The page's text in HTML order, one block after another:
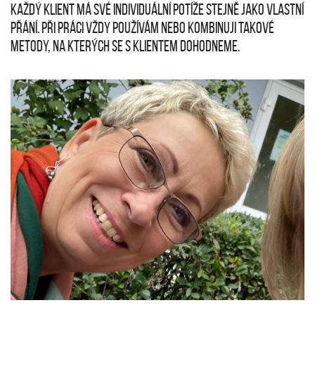
Každý klient má své individuální potíže stejně jako vlastní
přání. Při práci vždy používám nebo kombinuji takové
metody, na kterých se s klientem dohodneme.